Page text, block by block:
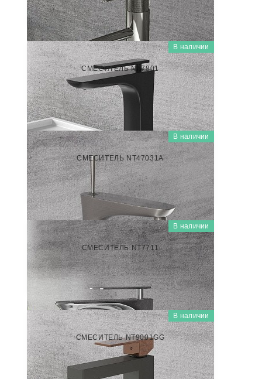
5 500 ₽/шт
В наличии
NT7801
СМЕСИТЕЛЬ NT7801
5 500 ₽/шт
В наличии
NT47031A
СМЕСИТЕЛЬ NT47031A
26 000 ₽/шт
В наличии
NT7711
СМЕСИТЕЛЬ NT7711
5 500 ₽/шт
В наличии
NT9001GG
СМЕСИТЕЛЬ NT9001GG
5 500 ₽/шт